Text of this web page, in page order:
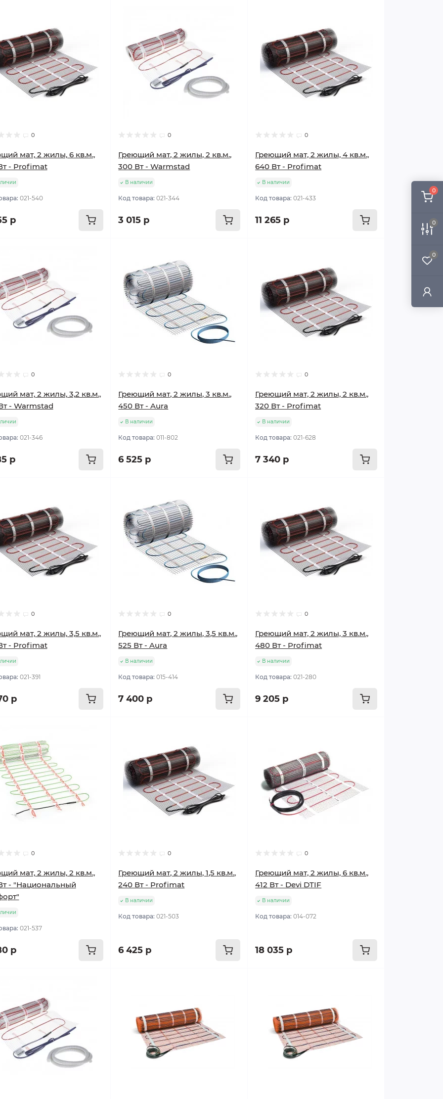
0
0
0
0
мат, 2 жилы, 6 кв.м.,
- Profimat
021-540
р
0
Греющий мат, 2 жилы, 2 кв.м.,
300 Вт - Warmstad
В наличии
Код товара:021-344
3 015 р
0
Греющий мат, 2 жилы, 4 кв.м.,
640 Вт - Profimat
В наличии
Код товара:021-433
11 265 р
0
мат, 2 жилы, 3,2 кв.м.,
- Warmstad
021-346
р
0
Греющий мат, 2 жилы, 3 кв.м.,
450 Вт - Aura
В наличии
Код товара:011-802
6 525 р
0
Греющий мат, 2 жилы, 2 кв.м.,
320 Вт - Profimat
В наличии
Код товара:021-628
7 340 р
0
мат, 2 жилы, 3,5 кв.м.,
- Profimat
021-391
р
0
Греющий мат, 2 жилы, 3,5 кв.м.,
525 Вт - Aura
В наличии
Код товара:015-414
7 400 р
0
Греющий мат, 2 жилы, 3 кв.м.,
480 Вт - Profimat
В наличии
Код товара:021-280
9 205 р
0
мат, 2 жилы, 2 кв.м.,
- "Национальный
021-537
р
0
Греющий мат, 2 жилы, 1,5 кв.м.,
240 Вт - Profimat
В наличии
Код товара:021-503
6 425 р
0
Греющий мат, 2 жилы, 6 кв.м.,
412 Вт - Devi DTIF
В наличии
Код товара:014-072
18 035 р